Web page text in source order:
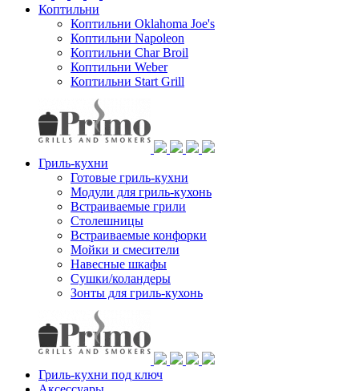
Коптильни
Коптильни Oklahoma Joe's
Коптильни Napoleon
Коптильни Char Broil
Коптильни Weber
Коптильни Start Grill
Гриль-кухни
Готовые гриль-кухни
Модули для гриль-кухонь
Встраиваемые грили
Столешницы
Встраиваемые конфорки
Мойки и смесители
Навесные шкафы
Сушки/коландеры
Зонты для гриль-кухонь
Гриль-кухни под ключ